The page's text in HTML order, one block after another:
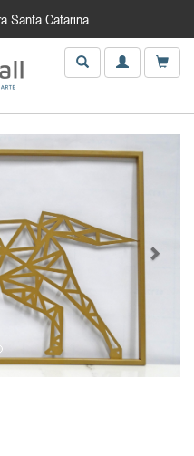
Santa Catarina